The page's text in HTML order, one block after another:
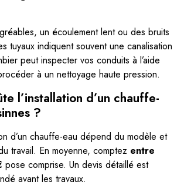
un écoulement lent ou des bruits
tuyaux indiquent souvent une canalisation
peut inspecter vos conduits à l’aide
à un nettoyage haute pression.
l’installation d’un chauffe-
?
d’un chauffe-eau dépend du modèle et
travail. En moyenne, comptez entre
pose comprise. Un devis détaillé est
avant les travaux.